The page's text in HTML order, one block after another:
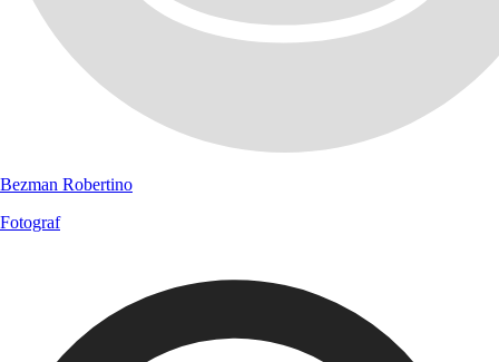
Bezman Robertino
Fotograf